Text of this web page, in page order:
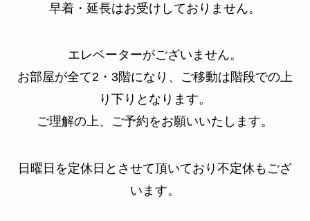
早着・延長はお受けしておりません。
エレベーターがございません。
お部屋が全て2・3階になり、ご移動は階段での上
り下りとなります。
ご理解の上、ご予約をお願いいたします。
日曜日を定休日とさせて頂いており不定休もござ
います。